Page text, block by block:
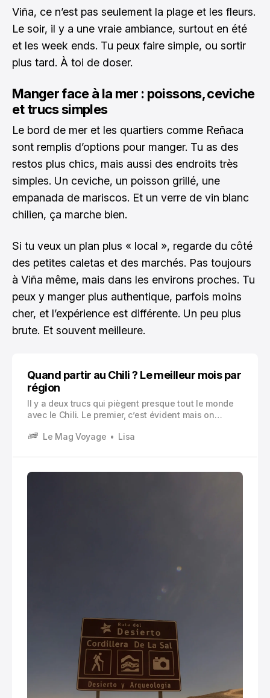
Viña, ce n’est pas seulement la plage et les fleurs.
Le soir, il y a une vraie ambiance, surtout en été
et les week ends. Tu peux faire simple, ou sortir
plus tard. À toi de doser.
Manger face à la mer : poissons, ceviche
et trucs simples
Le bord de mer et les quartiers comme Reñaca
sont remplis d’options pour manger. Tu as des
restos plus chics, mais aussi des endroits très
simples. Un ceviche, un poisson grillé, une
empanada de mariscos. Et un verre de vin blanc
chilien, ça marche bien.
Si tu veux un plan plus « local », regarde du côté
des petites caletas et des marchés. Pas toujours
à Viña même, mais dans les environs proches. Tu
peux y manger plus authentique, parfois moins
cher, et l’expérience est différente. Un peu plus
brute. Et souvent meilleure.
Quand partir au Chili ? Le meilleur mois par
région
Il y a deux trucs qui piègent presque tout le monde
avec le Chili. Le premier, c’est évident mais on
Quand c’est l’été chez toi, là bas c’est l’hiver. Et ça
trekking, ou même juste de routes ouvertes.
Le Mag Voyage Lisa